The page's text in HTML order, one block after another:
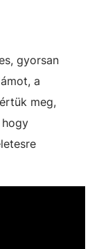
gyorsan
a
meg,
hogy